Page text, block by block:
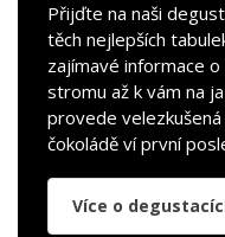
Přijďte na naši
těch nejlepších
zajímavé informace
stromu až k vám na
provede
čokoládě ví první
Více o